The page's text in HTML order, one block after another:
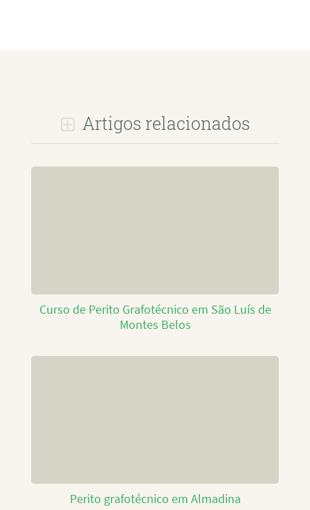
Artigos relacionados
Curso de Perito Grafotécnico em São Luís de
Montes Belos
Perito grafotécnico em Almadina